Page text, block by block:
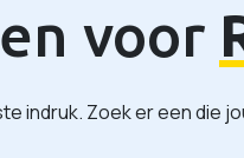
voor
indruk. Zoek er een die